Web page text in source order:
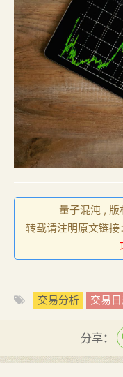
量子混沌 , 版
转载请注明原文链接：
交易分析 交易
分享：